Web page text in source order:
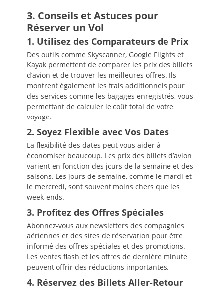
3. Conseils et Astuces pour
Réserver un Vol
1. Utilisez des Comparateurs de Prix
Des outils comme Skyscanner, Google Flights et
Kayak permettent de comparer les prix des billets
d’avion et de trouver les meilleures offres. Ils
montrent également les frais additionnels pour
des services comme les bagages enregistrés, vous
permettant de calculer le coût total de votre
voyage.
2. Soyez Flexible avec Vos Dates
La flexibilité des dates peut vous aider à
économiser beaucoup. Les prix des billets d’avion
varient en fonction des jours de la semaine et des
saisons. Les jours de semaine, comme le mardi et
le mercredi, sont souvent moins chers que les
week-ends.
3. Profitez des Offres Spéciales
Abonnez-vous aux newsletters des compagnies
aériennes et des sites de réservation pour être
informé des offres spéciales et des promotions.
Les ventes flash et les offres de dernière minute
peuvent offrir des réductions importantes.
4. Réservez des Billets Aller-Retour